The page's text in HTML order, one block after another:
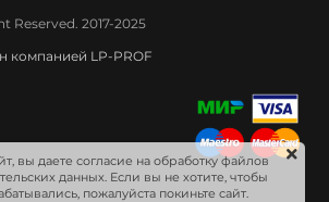
Reserved. 2017-2025
компанией LP-PROF
вы даете согласие на обработку файлов
данных. Если вы не хотите, чтобы
пожалуйста покиньте сайт.